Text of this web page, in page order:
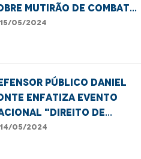
mutirão de combate
sub-registro em Balsas
05/2024
público Daniel
enfatiza evento
"Direito de
em Caxias
05/2024